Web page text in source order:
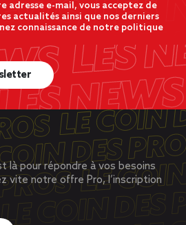
adresse e-mail, vous acceptez de
actualités ainsi que nos derniers
connaissance de notre politique
là pour répondre à vos besoins
vite notre offre Pro, l’inscription